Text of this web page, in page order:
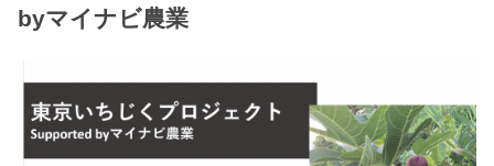
byマイナビ農業